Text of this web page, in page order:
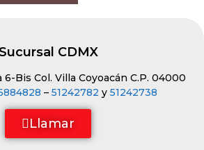
CDMX
6-Bis Col. Villa Coyoacán C.P. 04000
– 51242782 y 51242738
Llamar